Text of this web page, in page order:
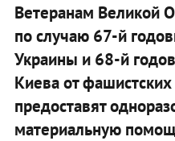
Ветеранам Великой
по случаю 67-й
Украины и 68-й
Киева от фашистских
предоставят
материальную